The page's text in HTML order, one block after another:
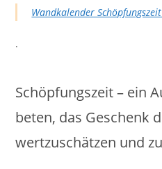
Wandkalender
.
Schöpfungszeit – ein
beten, das Geschenk
wertzuschätzen und